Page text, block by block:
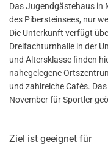
Das Jugendgästehaus in
des Pibersteinsees, nur
Die Unterkunft verfügt
Dreifachturnhalle in der
und Altersklasse finden
nahegelegene
und zahlreiche Cafés.
November für Sportler
Ziel ist geeignet für